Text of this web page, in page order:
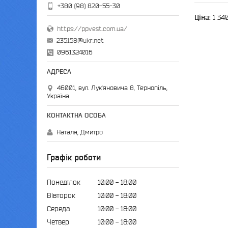
Ціна: 1
+380 (98) 820-55-30
https://ppvest.com.ua/
235158@ukr.net
0961324016
46001, вул. Лук'яновича 8, Тернопіль,
Україна
Наталя, Дмитро
Графік роботи
Понеділок 10:00
18:00
Вівторок
10:00
18:00
Середа
10:00
18:00
Четвер
10:00 18:00